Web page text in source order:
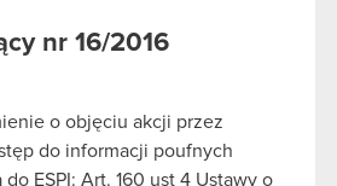
nr 16/2016
o objęciu akcji przez
do informacji poufnych
do ESPI: Art. 160 ust 4 Ustawy o